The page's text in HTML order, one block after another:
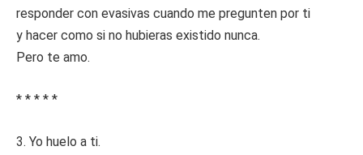
responder con evasivas cuando me pregunten por ti
y hacer como si no hubieras existido nunca.
Pero te amo.
* * * * *
3. Yo huelo a ti.